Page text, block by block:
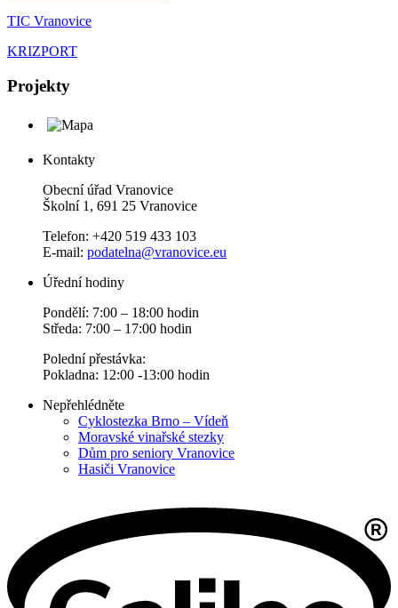
TIC Vranovice
KRIZPORT
Projekty
Kontakty
Obecní úřad Vranovice
Školní 1, 691 25 Vranovice
Telefon: +420 519 433 103
E-mail: podatelna@vranovice.eu
Úřední hodiny
Pondělí: 7:00 – 18:00 hodin
Středa: 7:00 – 17:00 hodin
Polední přestávka:
Pokladna: 12:00 -13:00 hodin
Nepřehlédněte
Cyklostezka Brno – Vídeň
Moravské vinařské stezky
Dům pro seniory Vranovice
Hasiči Vranovice